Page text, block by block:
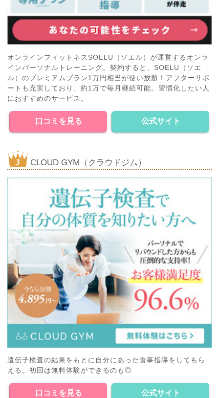
オンラインフィットネスSOELU（ソエル）が運営するオンラ
インパーソナルトレーニング。契約すると、SOELU（ソエ
ル）のプレミアムプラン1万円相当が使い放題！アフターサポ
ートも充実しており、約1万で毎月継続可能。習慣化したい人
におすすめのサービス。
口コミを見る 公式サイト
CLOUD GYM（クラウドジム）
遺伝子検査の結果をもとに自分にあった食事指導をしてもら
える。初回は無料体験ができるのも◎
口コミを見る 公式サイト